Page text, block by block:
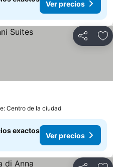
Ver precios
Compartir
Centro de la ciudad
exactos
Ver precios